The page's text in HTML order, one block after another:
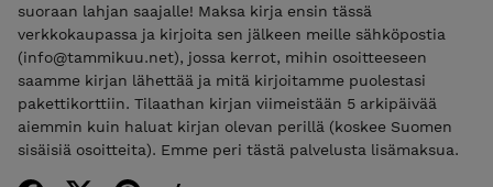
suoraan lahjan saajalle! Maksa kirja ensin tässä
verkkokaupassa ja kirjoita sen jälkeen meille sähköpostia
(info@tammikuu.net), jossa kerrot, mihin osoitteeseen
saamme kirjan lähettää ja mitä kirjoitamme puolestasi
pakettikorttiin. Tilaathan kirjan viimeistään 5 arkipäivää
aiemmin kuin haluat kirjan olevan perillä (koskee Suomen
sisäisiä osoitteita). Emme peri tästä palvelusta lisämaksua.